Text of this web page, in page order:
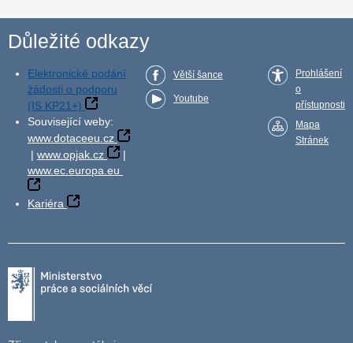
Důležité odkazy
Elektronické podání
žádosti o podporu
(IS KP21+)
Související weby:
www.dotaceeu.cz
| www.opjak.cz
|
www.ec.europa.eu
Kariéra
Větší šance
Youtube
Prohlášení
o
přístupnosti
Mapa
Stránek